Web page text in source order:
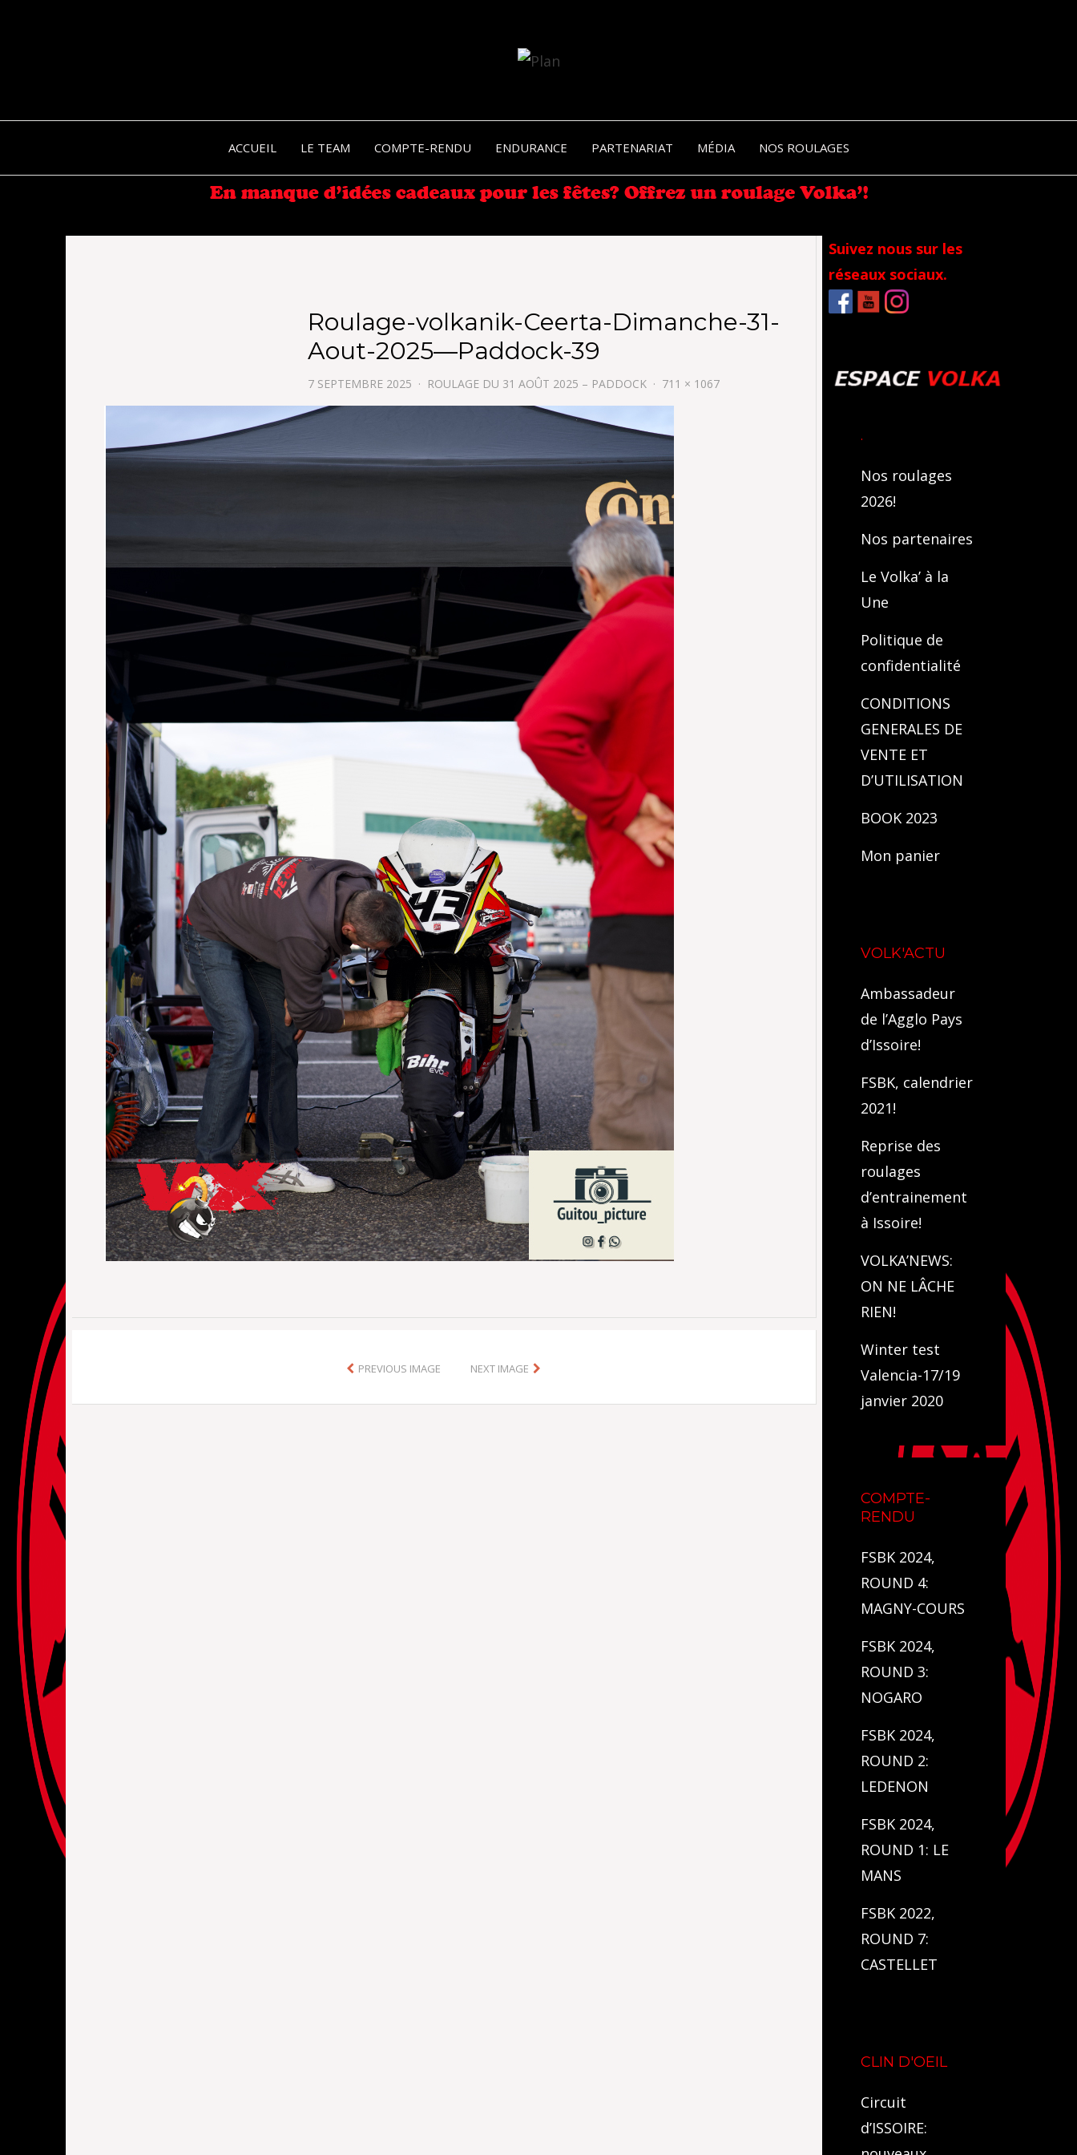
VOLKANIK-
ENDURANCE
ACCUEIL LE TEAM COMPTE-RENDU ENDURANCE PARTENARIAT MÉDIA NOS ROULAGES
Roulage-volkanik-Ceerta-Dimanche-31-
Aout-2025—Paddock-39
7 SEPTEMBRE 2025 ROULAGE DU 31 AOÛT 2025 – PADDOCK 711 × 1067
PREVIOUS IMAGE NEXT IMAGE
Suivez nous sur les
réseaux sociaux.
.
Nos roulages
2026!
Nos partenaires
Le Volka’ à la
Une
Politique de
confidentialité
CONDITIONS
GENERALES DE
VENTE ET
D’UTILISATION
BOOK 2023
Mon panier
VOLK'ACTU
Ambassadeur
de l’Agglo Pays
d’Issoire!
FSBK, calendrier
2021!
Reprise des
roulages
d’entrainement
à Issoire!
VOLKA’NEWS:
ON NE LÂCHE
RIEN!
Winter test
Valencia-17/19
janvier 2020
COMPTE-
RENDU
FSBK 2024,
ROUND 4:
MAGNY-COURS
FSBK 2024,
ROUND 3:
NOGARO
FSBK 2024,
ROUND 2:
LEDENON
FSBK 2024,
ROUND 1: LE
MANS
FSBK 2022,
ROUND 7:
CASTELLET
CLIN D'OEIL
Circuit
d’ISSOIRE: